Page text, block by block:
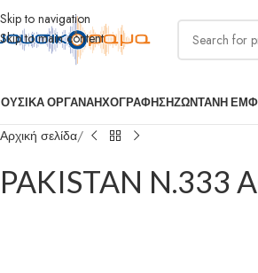
Skip to navigation
Skip to main content
ΟΡΓΑΝΑΗΧΟΓΡΑΦΗΣΗΖΩΝΤΑΝΗ
Αρχική σελίδα
PAKISTAN N.333